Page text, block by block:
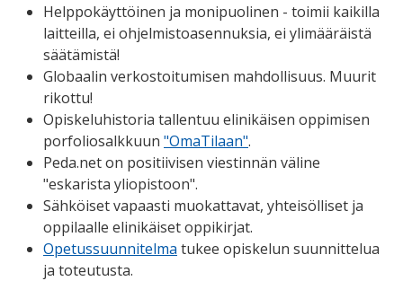
Helppokäyttöinen ja monipuolinen - toimii kaikilla
laitteilla, ei ohjelmistoasennuksia, ei ylimääräistä
säätämistä!
Globaalin verkostoitumisen mahdollisuus. Muurit
rikottu!
Opiskeluhistoria tallentuu elinikäisen oppimisen
porfoliosalkkuun "OmaTilaan".
Peda.net on positiivisen viestinnän väline
"eskarista yliopistoon".
Sähköiset vapaasti muokattavat, yhteisölliset ja
oppilaalle elinikäiset oppikirjat.
Opetussuunnitelma tukee opiskelun suunnittelua
ja toteutusta.